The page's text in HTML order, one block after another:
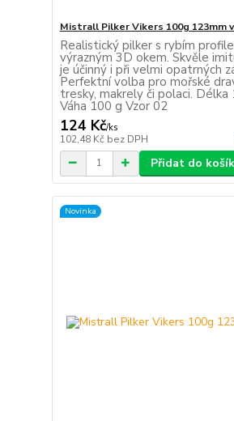
Mistrall Pilker Vikers 100g 123mm
Realistický pilker s rybím
výrazným 3D okem. Skvěle
je účinný i při velmi opatrných
Perfektní volba pro mořské
tresky, makrely či polaci. Délka
Váha 100 g Vzor 02
124 Kč/ks
102,48 Kč bez DPH
Přidat do
Novinka